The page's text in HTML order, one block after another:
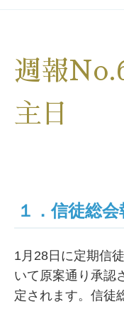
週報
主日
１．信徒総
1月28日に定期信
いて原案通り承認
定されます。信徒